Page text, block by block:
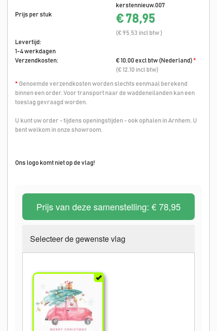
kerstennieuw.007
Prijs per stuk
€ 78,95
(€ 95,53 incl btw )
Levertijd:
1-4 werkdagen
Verzendkosten:
€ 10,00 excl btw (Nederland)*
(€ 12,10 incl btw)
* Genoemde verzendkosten worden slechts eenmaal berekend
binnen een order. Voor transport naar de waddeneilanden kan een
toeslag gevraagd worden.
U kunt uw order - tijdens openingstijden - ook ophalen in Arnhem. U
bent welkom in onze showroom.
Ons logo komt niet op de vlag!
Prijs van deze samenstelling: € 78,95
Selecteer de gewenste vlag